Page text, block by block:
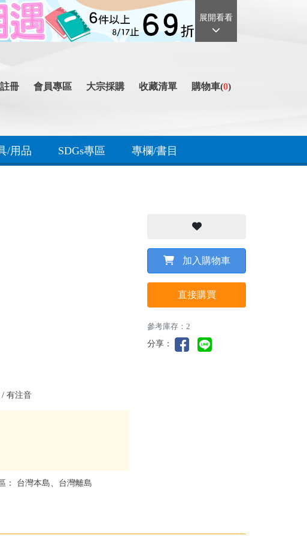
展開看看
冊 會員專區 大宗採購 收藏清單 購物車(0)
/用品 SDGs專區 專欄/書目
/ 有注音
： 台灣本島、台灣離島
加入購物車
直接購買
參考庫存：2
分享：